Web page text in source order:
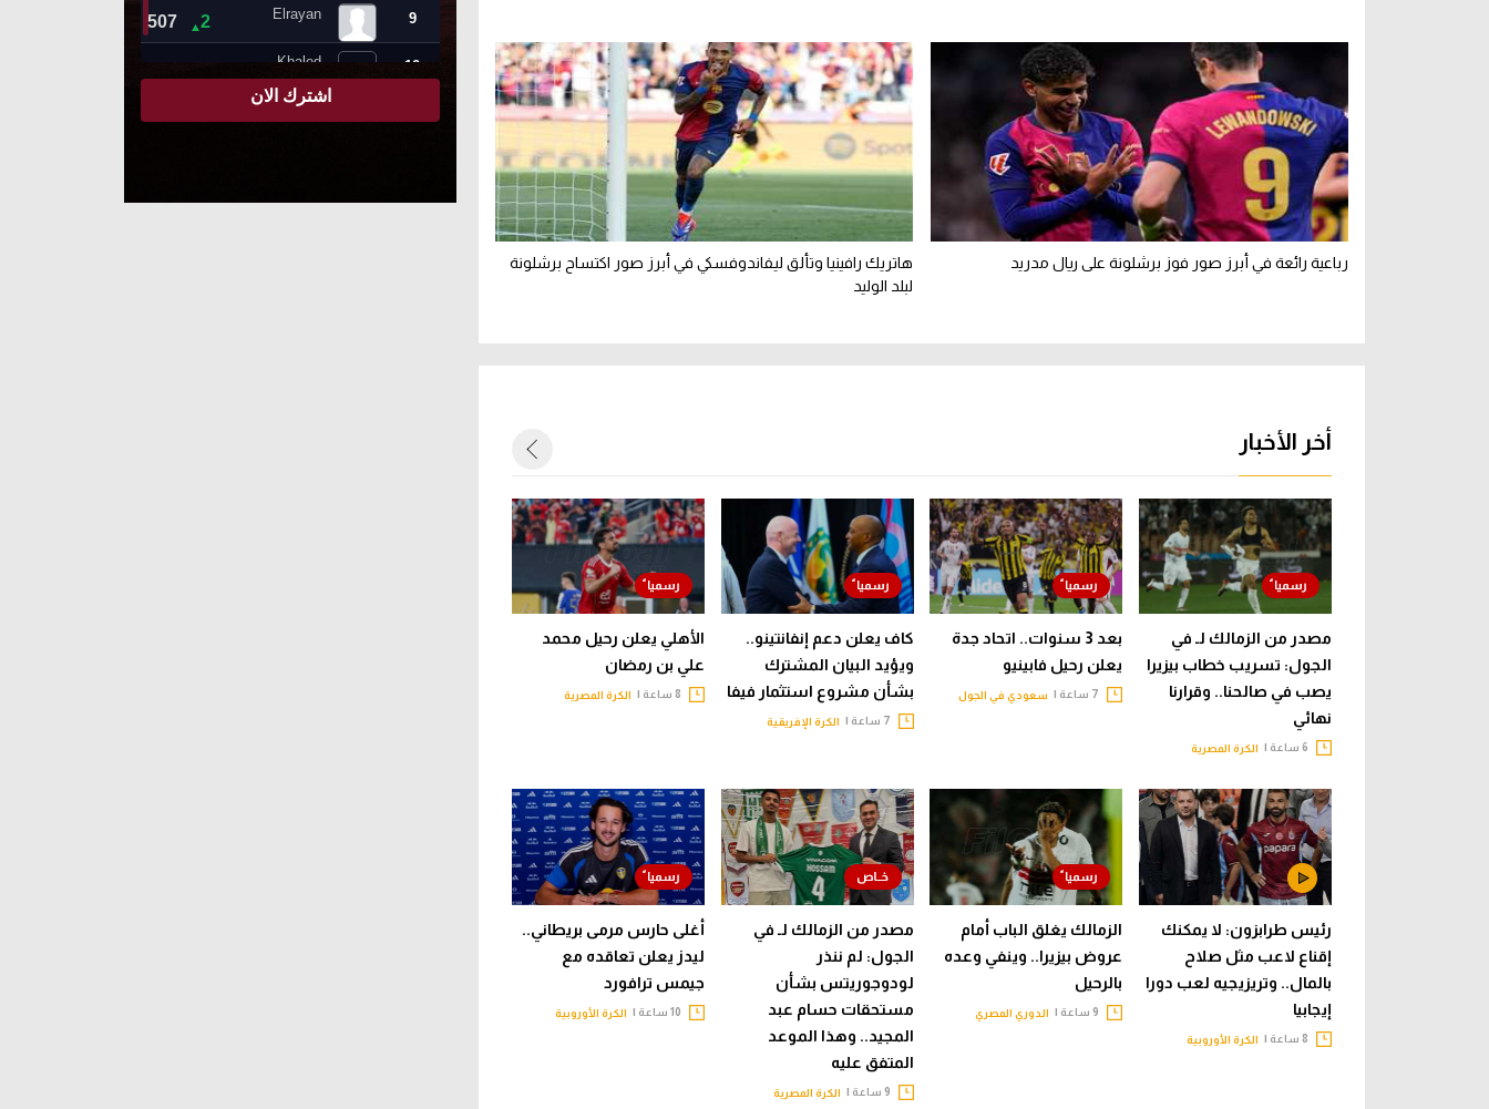
رباعية رائعة في أبرز صور فوز برشلونة على ريال مدريد
هاتريك رافينيا وتألق ليفاندوفسكي في أبرز صور اكتساح برشلونة
لبلد الوليد
أخر الأخبار
مصدر من الزمالك لـ في
الجول: تسريب خطاب بيزيرا
يصب في صالحنا.. وقرارنا
نهائي
الكرة المصرية
بعد 3 سنوات.. اتحاد جدة
يعلن رحيل فابينيو
سعودي في الجول
كاف يعلن دعم إنفانتينو..
ويؤيد البيان المشترك
بشأن مشروع استثمار فيفا
الكرة الإفريقية
الأهلي يعلن رحيل محمد
علي بن رمضان
الكرة المصرية
رئيس طرابزون: لا يمكنك
إقناع لاعب مثل صلاح
بالمال.. وتريزيجيه لعب دورا
إيجابيا
الكرة الأوروبية
الزمالك يغلق الباب أمام
عروض بيزيرا.. وينفي وعده
بالرحيل
الدوري المصري
مصدر من الزمالك لـ في
الجول: لم ننذر
لودوجوريتس بشأن
مستحقات حسام عبد
المجيد.. وهذا الموعد
المتفق عليه
الكرة المصرية
أغلى حارس مرمى بريطاني..
ليدز يعلن تعاقده مع
جيمس ترافورد
الكرة الأوروبية